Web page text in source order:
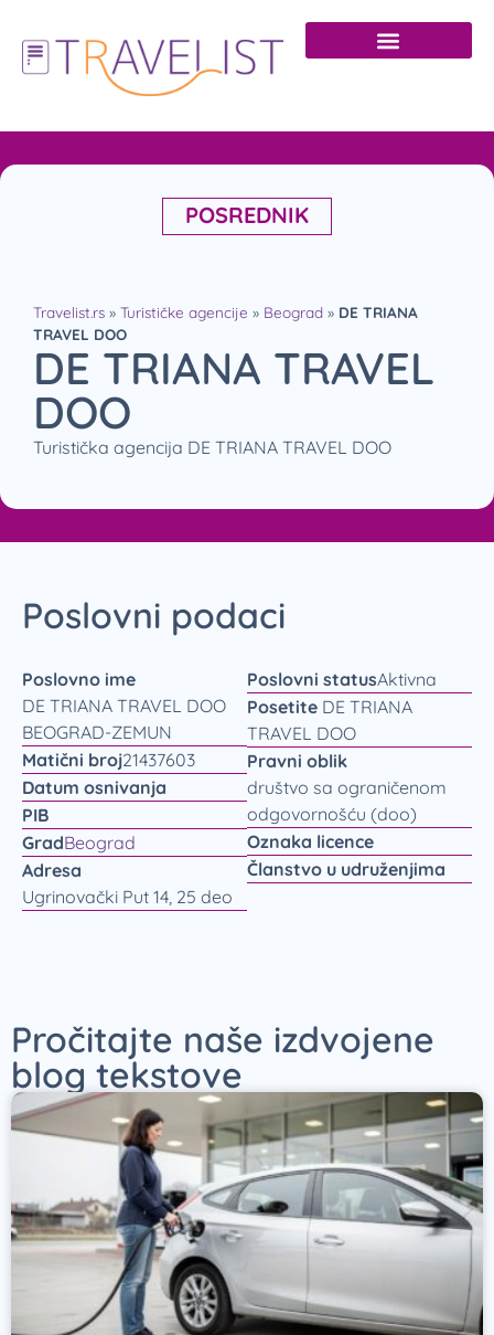
POSREDNIK
Travelist.rs » Turističke agencije » Beograd » DE TRIANA
TRAVEL DOO
DE TRIANA TRAVEL
DOO
Turistička agencija DE TRIANA TRAVEL DOO
Poslovni podaci
Poslovno ime
DE TRIANA TRAVEL DOO
BEOGRAD-ZEMUN
Matični broj21437603
Datum osnivanja
PIB
GradBeograd
Adresa
Ugrinovački Put 14, 25 deo
Poslovni statusAktivna
Posetite DE TRIANA
TRAVEL DOO
Pravni oblik
društvo sa ograničenom
odgovornošću (doo)
Oznaka licence
Članstvo u udruženjima
Pročitajte naše izdvojene
blog tekstove